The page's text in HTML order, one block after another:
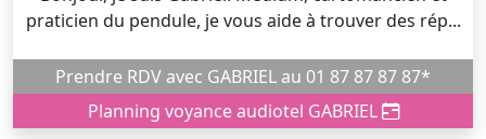
praticien du pendule, je vous aide à trouver des rép...
Prendre RDV avec GABRIEL au 01 87 87 87 87*
Planning voyance audiotel GABRIEL